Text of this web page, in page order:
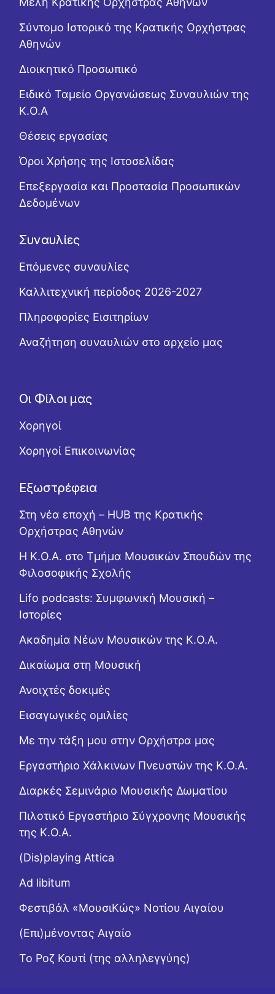
Σύντομο Ιστορικό της Κρατικής Ορχήστρας
Αθηνών
Διοικητικό Προσωπικό
Ειδικό Ταμείο Οργανώσεως Συναυλιών της
Κ.Ο.Α
Θέσεις εργασίας
Όροι Χρήσης της Ιστοσελίδας
Επεξεργασία και Προστασία Προσωπικών
Δεδομένων
Συναυλίες
Επόμενες συναυλίες
Καλλιτεχνική περίοδος 2026-2027
Πληροφορίες Εισιτηρίων
Αναζήτηση συναυλιών στο αρχείο μας
Οι Φίλοι μας
Χορηγοί
Χορηγοί Επικοινωνίας
Εξωστρέφεια
Στη νέα εποχή – HUB της Κρατικής
Ορχήστρας Αθηνών
Η Κ.Ο.Α. στο Τμήμα Μουσικών Σπουδών της
Φιλοσοφικής Σχολής
Lifo podcasts: Συμφωνική Μουσική –
Ιστορίες
Ακαδημία Νέων Μουσικών της Κ.Ο.Α.
Δικαίωμα στη Μουσική
Ανοιχτές δοκιμές
Εισαγωγικές ομιλίες
Με την τάξη μου στην Ορχήστρα μας
Εργαστήριo Χάλκινων Πνευστών της Κ.Ο.Α.
Διαρκές Σεμινάριο Μουσικής Δωματίου
Πιλοτικό Εργαστήριο Σύγχρονης Μουσικής
της Κ.Ο.Α.
(Dis)playing Attica
Ad libitum
Φεστιβάλ «ΜουσιΚώς» Νοτίου Αιγαίου
(Επι)μένοντας Αιγαίο
Το Ροζ Κουτί (της αλληλεγγύης)